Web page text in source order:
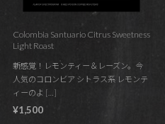
Colombia Santuario Citrus Sweetness
Light Roast
新感覚！レモンティー＆レーズン。今
人気のコロンビア シトラス系 レモンテ
ィーのよ […]
¥1,500